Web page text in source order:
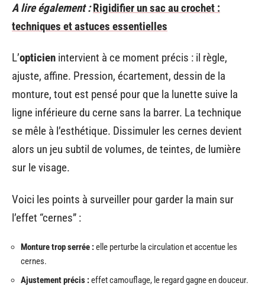
A lire également : Rigidifier un sac au crochet :
techniques et astuces essentielles
L’opticien intervient à ce moment précis : il règle,
ajuste, affine. Pression, écartement, dessin de la
monture, tout est pensé pour que la lunette suive la
ligne inférieure du cerne sans la barrer. La technique
se mêle à l’esthétique. Dissimuler les cernes devient
alors un jeu subtil de volumes, de teintes, de lumière
sur le visage.
Voici les points à surveiller pour garder la main sur
l’effet “cernes” :
Monture trop serrée :elle perturbe la circulation et accentue les
cernes.
Ajustement précis :effet camouflage, le regard gagne en douceur.